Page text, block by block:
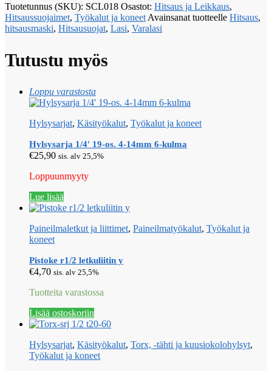
Tuotetunnus (SKU): SCL018 Osastot: Hitsaus ja Leikkaus,
Hitsaussuojaimet, Työkalut ja koneet Avainsanat tuotteelle Hitsaus,
hitsausmaski, Hitsausuojat, Lasi, Varalasi
Tutustu myös
Loppu varastosta
Hylsysarjat, Käsityökalut, Työkalut ja koneet
Hylsysarja 1/4′ 19-os. 4-14mm 6-kulma
€25,90 sis. alv 25,5%
Loppuunmyyty
Lue lisää
Paineilmaletkut ja liittimet, Paineilmatyökalut, Työkalut ja
koneet
Pistoke r1/2 letkuliitin y
€4,70 sis. alv 25,5%
Tuotteita varastossa
Lisää ostoskoriin
Hylsysarjat, Käsityökalut, Torx, -tähti ja kuusiokolohylsyt,
Työkalut ja koneet